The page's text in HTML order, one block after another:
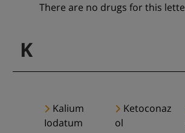
There are no drugs for this
K
Kalium
Iodatum
Ketoconaz
ol